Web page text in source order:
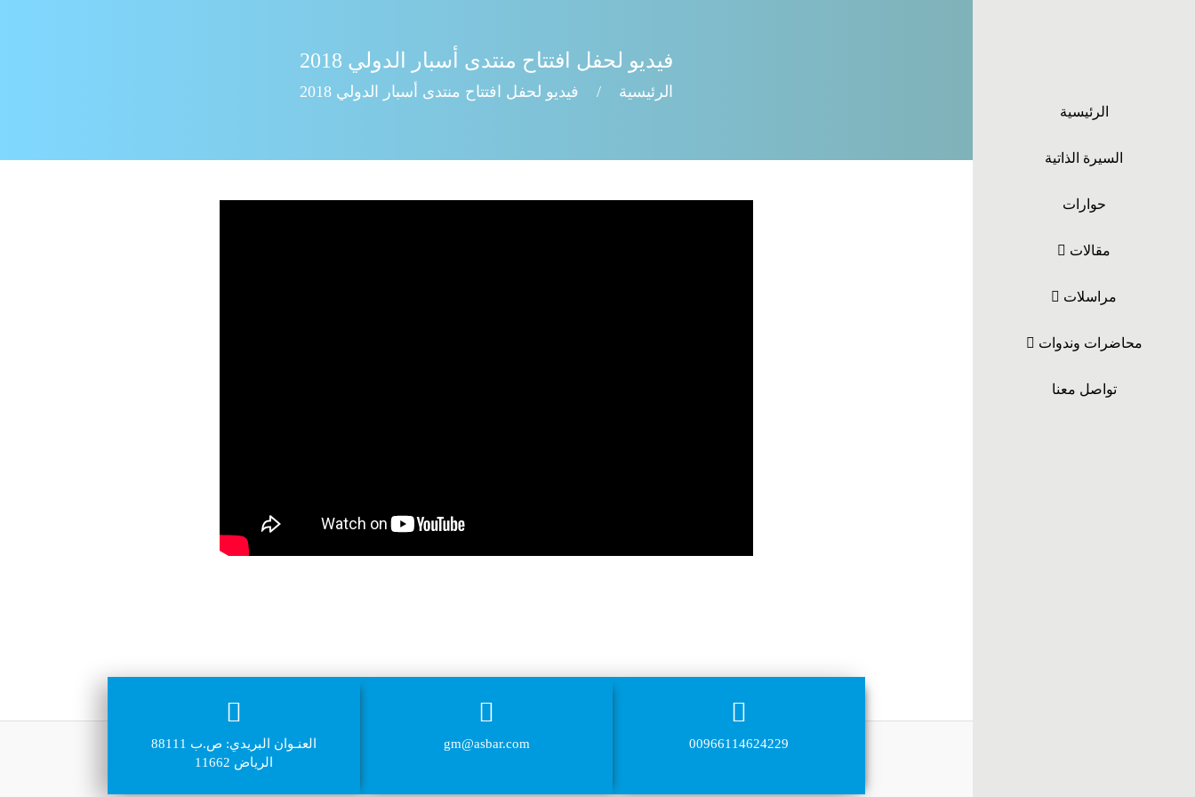
الرئيسية
السيرة الذاتية
حوارات
مقالات
مراسلات
محاضرات وندوات
تواصل معنا
فيديو لحفل افتتاح منتدى أسبار الدولي 2018
الرئيسية / فيديو لحفل افتتاح منتدى أسبار الدولي 2018
00966114624229
gm@asbar.com
العنـوان البريدي: ص.ب 88111
الرياض 11662